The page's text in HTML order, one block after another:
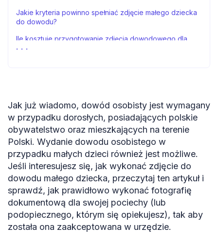
Jakie kryteria powinno spełniać zdjęcie małego dziecka
do dowodu?
Ile kosztuje przygotowanie zdjęcia dowodowego dla
małego dziecka? 💵
Zdjęcie do dowodu małego dziecka: podsumowanie
Zdjęcie do dowodu małego dziecka: FAQs
Źródła
Jak już wiadomo, dowód osobisty jest wymagany
w przypadku dorosłych, posiadających polskie
obywatelstwo oraz mieszkających na terenie
Polski. Wydanie dowodu osobistego w
przypadku małych dzieci również jest możliwe.
Jeśli interesujesz się, jak wykonać zdjęcie do
dowodu małego dziecka, przeczytaj ten artykuł i
sprawdź, jak prawidłowo wykonać fotografię
dokumentową dla swojej pociechy (lub
podopiecznego, którym się opiekujesz), tak aby
została ona zaakceptowana w urzędzie.